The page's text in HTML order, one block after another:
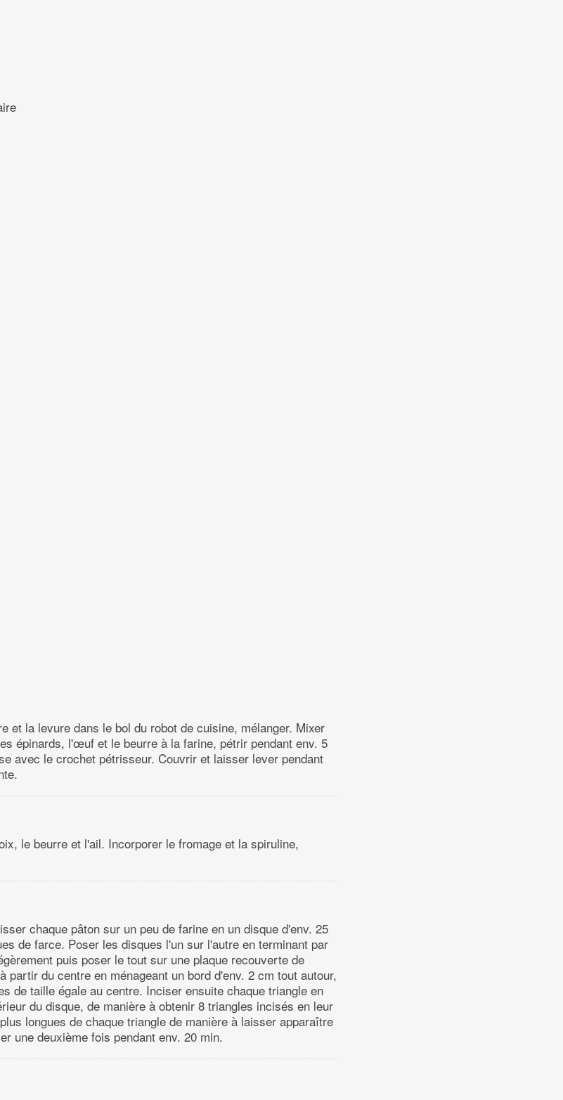
et la levure dans le bol du robot de cuisine, mélanger. Mixer
épinards, l'œuf et le beurre à la farine, pétrir pendant env. 5
avec le crochet pétrisseur. Couvrir et laisser lever pendant
le beurre et l'ail. Incorporer le fromage et la spiruline,
chaque pâton sur un peu de farine en un disque d'env. 25
de farce. Poser les disques l'un sur l'autre en terminant par
puis poser le tout sur une plaque recouverte de
partir du centre en ménageant un bord d'env. 2 cm tout autour,
de taille égale au centre. Inciser ensuite chaque triangle en
du disque, de manière à obtenir 8 triangles incisés en leur
longues de chaque triangle de manière à laisser apparaître
une deuxième fois pendant env. 20 min.